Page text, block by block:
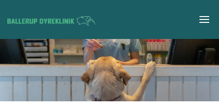
Gå til hovedindhold